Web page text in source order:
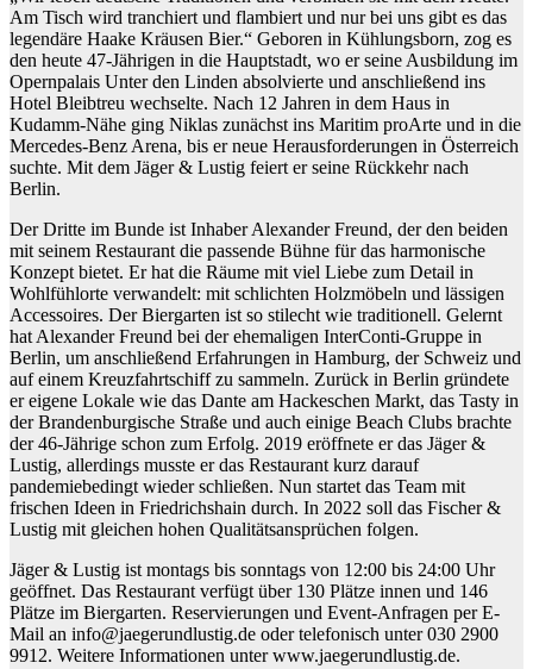
Am Tisch wird tranchiert und flambiert und nur bei uns gibt es das
legendäre Haake Kräusen Bier.“ Geboren in Kühlungsborn, zog es
den heute 47-Jährigen in die Hauptstadt, wo er seine Ausbildung im
Opernpalais Unter den Linden absolvierte und anschließend ins
Hotel Bleibtreu wechselte. Nach 12 Jahren in dem Haus in
Kudamm-Nähe ging Niklas zunächst ins Maritim proArte und in die
Mercedes-Benz Arena, bis er neue Herausforderungen in Österreich
suchte. Mit dem Jäger & Lustig feiert er seine Rückkehr nach
Berlin.
Der Dritte im Bunde ist Inhaber Alexander Freund, der den beiden
mit seinem Restaurant die passende Bühne für das harmonische
Konzept bietet. Er hat die Räume mit viel Liebe zum Detail in
Wohlfühlorte verwandelt: mit schlichten Holzmöbeln und lässigen
Accessoires. Der Biergarten ist so stilecht wie traditionell. Gelernt
hat Alexander Freund bei der ehemaligen InterConti-Gruppe in
Berlin, um anschließend Erfahrungen in Hamburg, der Schweiz und
auf einem Kreuzfahrtschiff zu sammeln. Zurück in Berlin gründete
er eigene Lokale wie das Dante am Hackeschen Markt, das Tasty in
der Brandenburgische Straße und auch einige Beach Clubs brachte
der 46-Jährige schon zum Erfolg. 2019 eröffnete er das Jäger &
Lustig, allerdings musste er das Restaurant kurz darauf
pandemiebedingt wieder schließen. Nun startet das Team mit
frischen Ideen in Friedrichshain durch. In 2022 soll das Fischer &
Lustig mit gleichen hohen Qualitätsansprüchen folgen.
Jäger & Lustig ist montags bis sonntags von 12:00 bis 24:00 Uhr
geöffnet. Das Restaurant verfügt über 130 Plätze innen und 146
Plätze im Biergarten. Reservierungen und Event-Anfragen per E-
Mail an info@jaegerundlustig.de oder telefonisch unter 030 2900
9912. Weitere Informationen unter www.jaegerundlustig.de.